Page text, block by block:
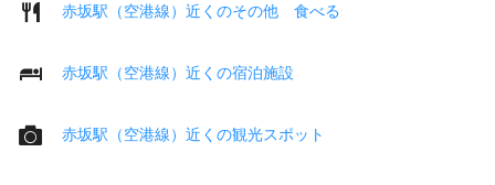
赤坂駅（空港線）近くのその他 食べる
赤坂駅（空港線）近くの宿泊施設
赤坂駅（空港線）近くの観光スポット